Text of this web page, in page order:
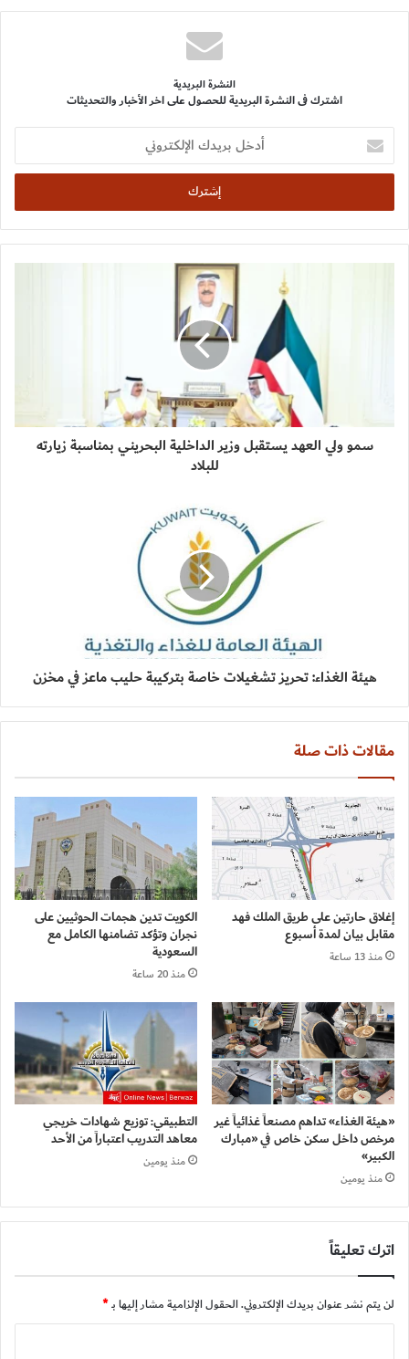
النشرة البريدية
اشترك فى النشرة البريدية للحصول على اخر الأخبار والتحديثات
أدخل
بريدك
الإلكتروني
سمو ولي العهد يستقبل وزير الداخلية البحريني بمناسبة زيارته
للبلاد
هيئة الغذاء: تحريز تشغيلات خاصة بتركيبة حليب ماعز في مخزن
مقالات ذات صلة
إغلاق حارتين على طريق الملك فهد
مقابل بيان لمدة أسبوع
منذ 13 ساعة
الكويت تدين هجمات الحوثيين على
نجران وتؤكد تضامنها الكامل مع
السعودية
منذ 20 ساعة
«هيئة الغذاء» تداهم مصنعاً غذائياً غير
مرخص داخل سكن خاص في «مبارك
الكبير»
منذ يومين
التطبيقي: توزيع شهادات خريجي
معاهد التدريب اعتباراً من الأحد
منذ يومين
اترك تعليقاً
لن يتم نشر عنوان بريدك الإلكتروني.الحقول الإلزامية مشار إليها بـ*